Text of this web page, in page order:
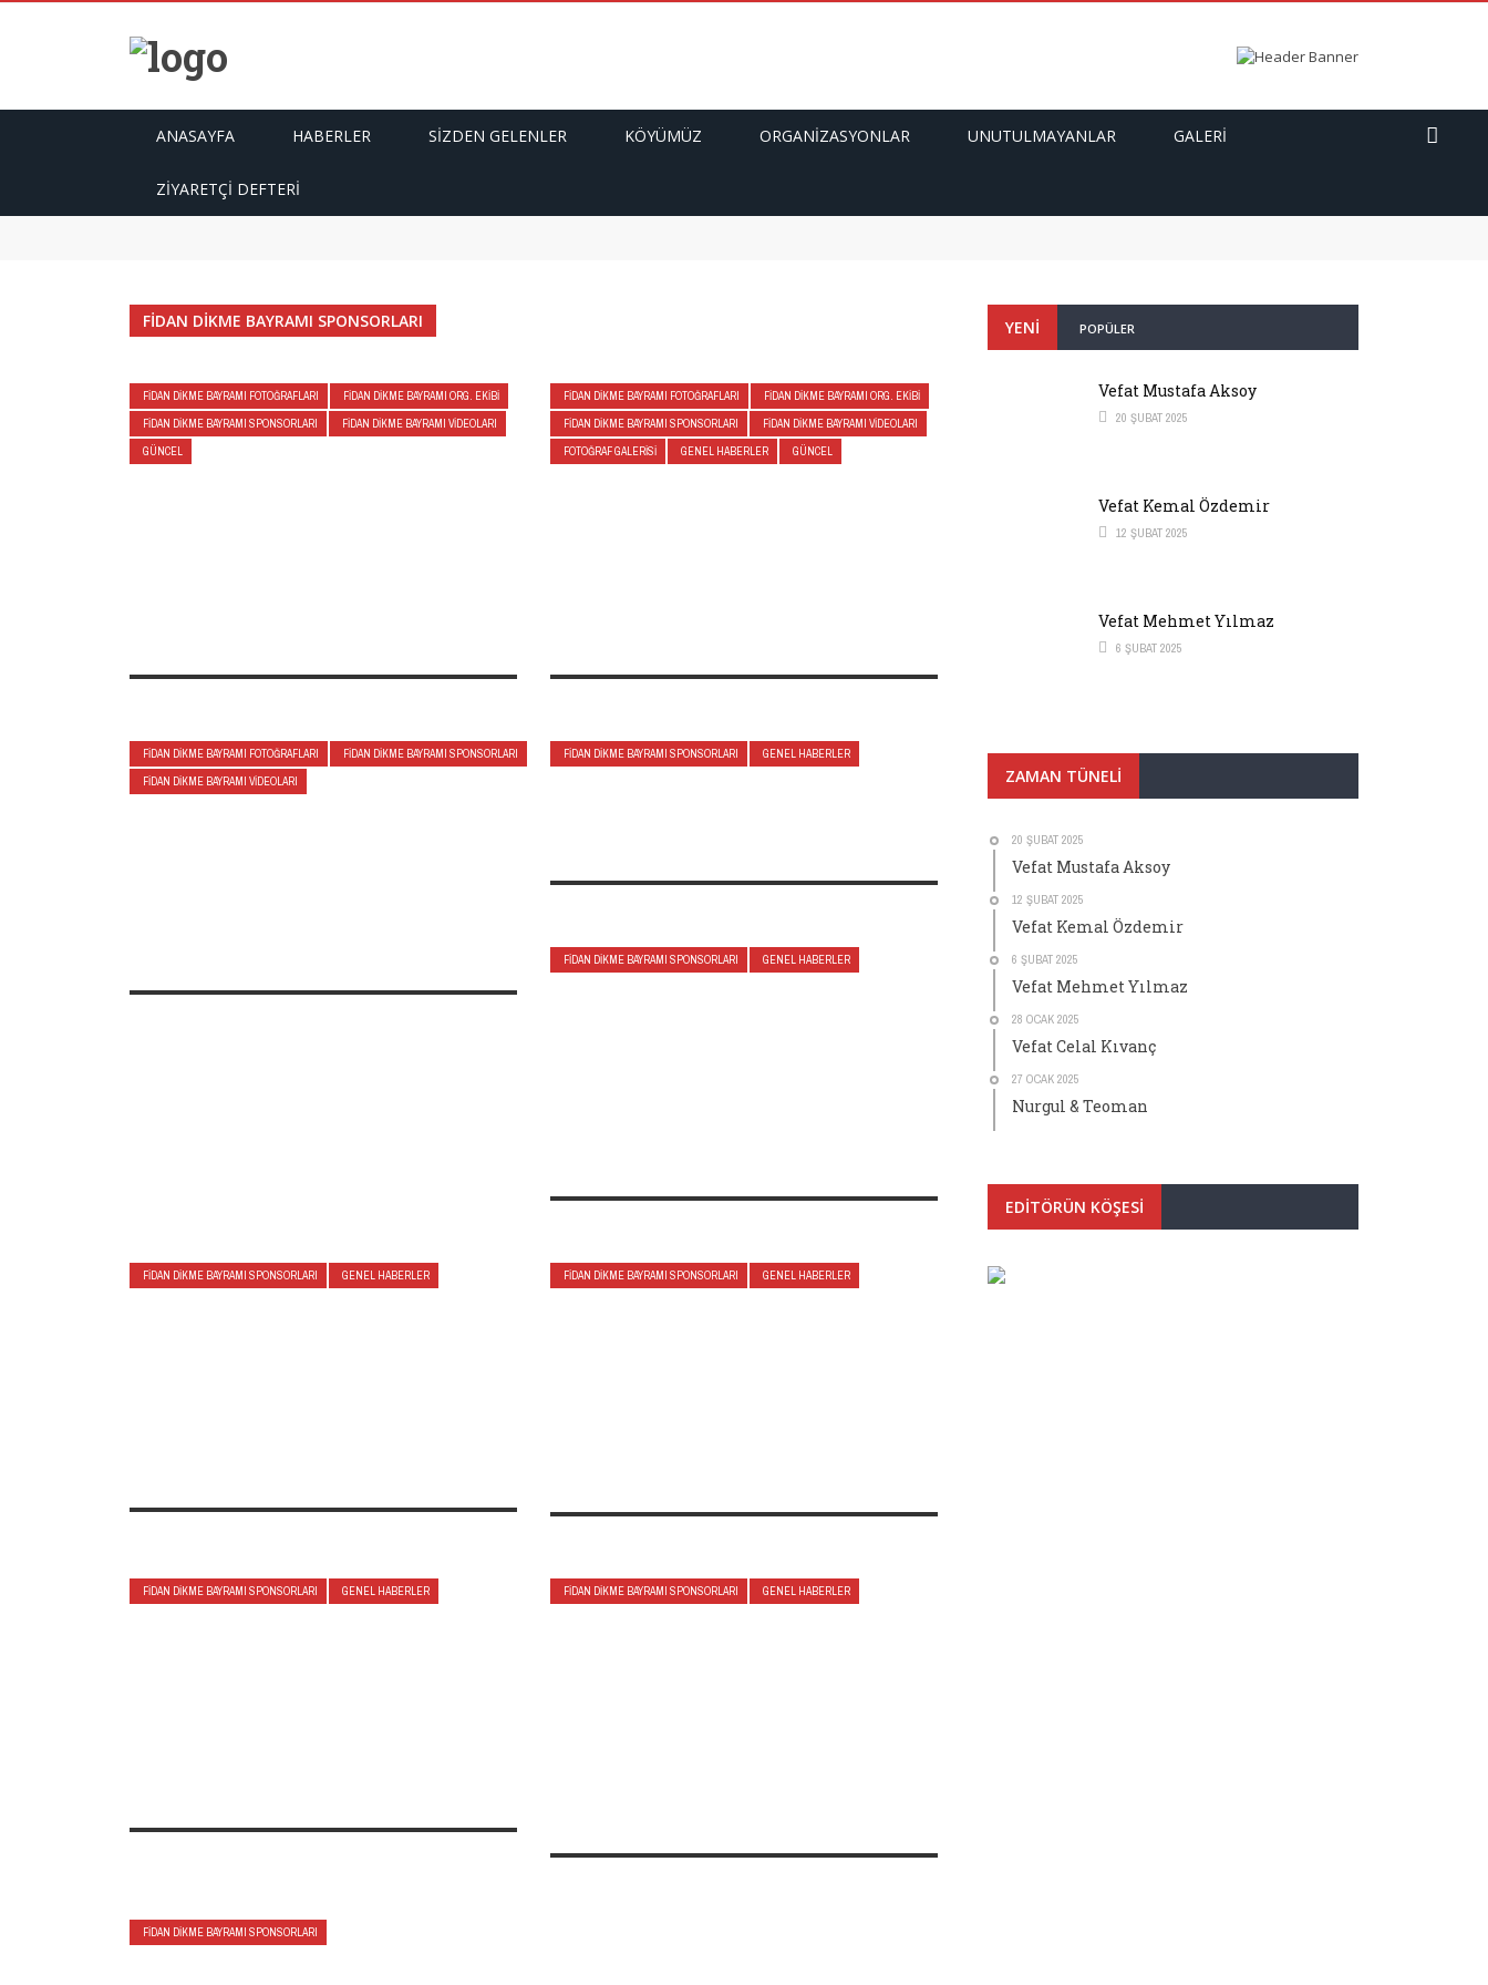
ANASAYFA HABERLER SIZDEN GELENLER KÖYÜMÜZ ORGANIZASYONLAR UNUTULMAYANLAR GALERI
ZIYARETÇI DEFTERI
Nurgul & Teoman
FIDAN DIKME BAYRAMI SPONSORLARI
FIDAN DIKME BAYRAMI FOTOĞRAFLARI
FIDAN DIKME BAYRAMI ORG. EKIBI
FIDAN DIKME BAYRAMI SPONSORLARI
FIDAN DIKME BAYRAMI VIDEOLARI
GÜNCEL
FIDAN DIKME BAYRAMI FOTOĞRAFLARI
FIDAN DIKME BAYRAMI ORG. EKIBI
FIDAN DIKME BAYRAMI SPONSORLARI
FIDAN DIKME BAYRAMI VIDEOLARI
FOTOĞRAF GALERISI
GENEL HABERLER GÜNCEL
FIDAN DIKME BAYRAMI FOTOĞRAFLARI
FIDAN DIKME BAYRAMI SPONSORLARI
FIDAN DIKME BAYRAMI VIDEOLARI
FIDAN DIKME BAYRAMI SPONSORLARI GENEL HABERLER
FIDAN DIKME BAYRAMI SPONSORLARI GENEL HABERLER
FIDAN DIKME BAYRAMI SPONSORLARI GENEL HABERLER FIDAN DIKME BAYRAMI SPONSORLARI GENEL HABERLER
FIDAN DIKME BAYRAMI SPONSORLARI GENEL HABERLER FIDAN DIKME BAYRAMI SPONSORLARI GENEL HABERLER
FIDAN DIKME BAYRAMI SPONSORLARI
YENI POPÜLER
Vefat Mustafa Aksoy
20 ŞUBAT 2025
Vefat Kemal Özdemir
12 ŞUBAT 2025
Vefat Mehmet Yılmaz
6 ŞUBAT 2025
ZAMAN TÜNELI
20 ŞUBAT 2025
Vefat Mustafa Aksoy
12 ŞUBAT 2025
Vefat Kemal Özdemir
6 ŞUBAT 2025
Vefat Mehmet Yılmaz
28 OCAK 2025
Vefat Celal Kıvanç
27 OCAK 2025
Nurgul & Teoman
EDITÖRÜN KÖŞESI